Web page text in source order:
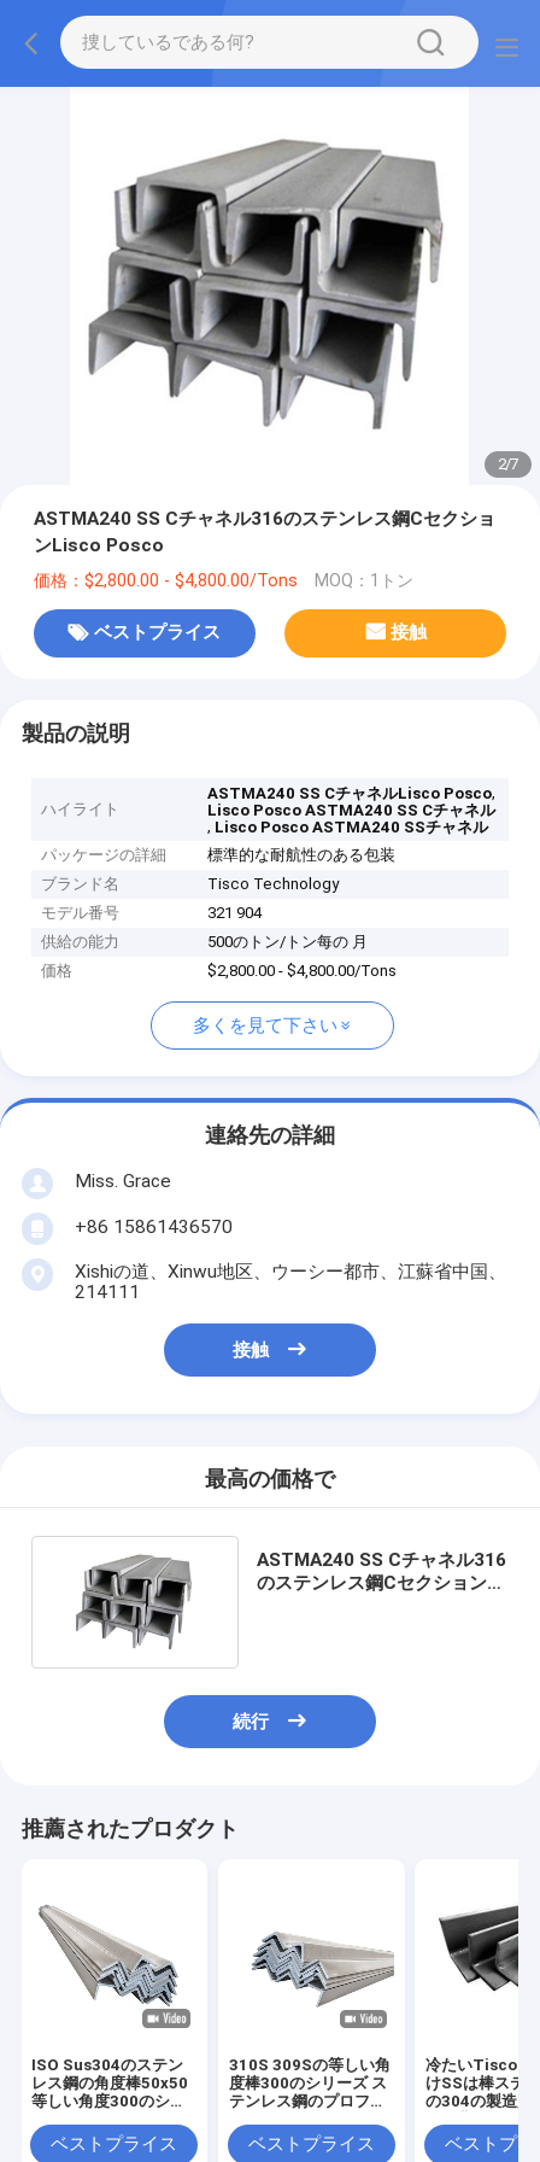
2/7
ASTMA240 SS Cチャネル316のステンレス鋼Cセクショ
ンLisco Posco
価格：$2,800.00 - $4,800.00/Tons MOQ：1トン
ベストプライス 接触
製品の説明
ハイライト
ASTMA240 SS CチャネルLisco Posco,
Lisco Posco ASTMA240 SS Cチャネル
, Lisco Posco ASTMA240 SSチャネル
パッケージの詳細
標準的な耐航性のある包装
ブランド名
Tisco Technology
モデル番号
321 904
供給の能力
500のトン/トン每の 月
価格
$2,800.00 - $4,800.00/Tons
多くを見て下さい
連絡先の詳細
Miss. Grace
+86 15861436570
Xishiの道、Xinwu地区、ウーシー都市、江蘇省中国、
214111
接触
最高の価格で
ASTMA240 SS Cチャネル316
のステンレス鋼Cセクション
続行
推薦されたプロダクト
ISO Sus304のステン
レス鋼の角度棒50x50
等しい角度300のシリ
ベストプライス
310S 309Sの等しい角
度棒300のシリーズ ス
テンレス鋼のプロフィ
ベストプライス
冷たいTisco -
けSSは棒ステ
の304の製造所
ベストプラ